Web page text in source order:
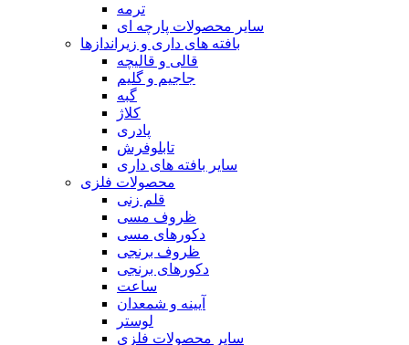
ترمه
سایر محصولات پارچه ای
بافته های داری و زیراندازها
قالی و قالیچه
جاجیم و گلیم
گبه
کلاژ
پادری
تابلوفرش
سایر بافته های داری
محصولات فلزی
قلم زنی
ظروف مسی
دکورهای مسی
ظروف برنجی
دکورهای برنجی
ساعت
آیینه و شمعدان
لوستر
سایر محصولات فلزی